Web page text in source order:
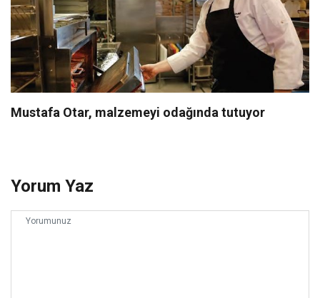
Mustafa Otar, malzemeyi odağında tutuyor
Yorum Yaz